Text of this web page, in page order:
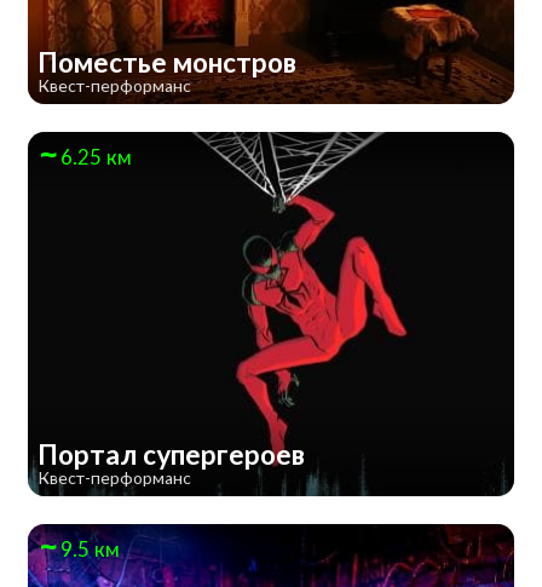
Поместье монстров
Квест-перформанс
6.25 км
Портал супергероев
Квест-перформанс
9.5 км